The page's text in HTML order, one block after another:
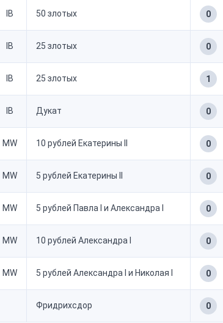
IB 50 злотых 0
IB 25 злотых 0
IB 25 злотых 1
IB Дукат 0
MW 10 рублей Екатерины II 0
MW 5 рублей Екатерины II 0
MW 5 рублей Павла I и Александра I 0
MW 10 рублей Александра I 0
MW 5 рублей Александра I и Николая I 0
Фридрихсдор 0